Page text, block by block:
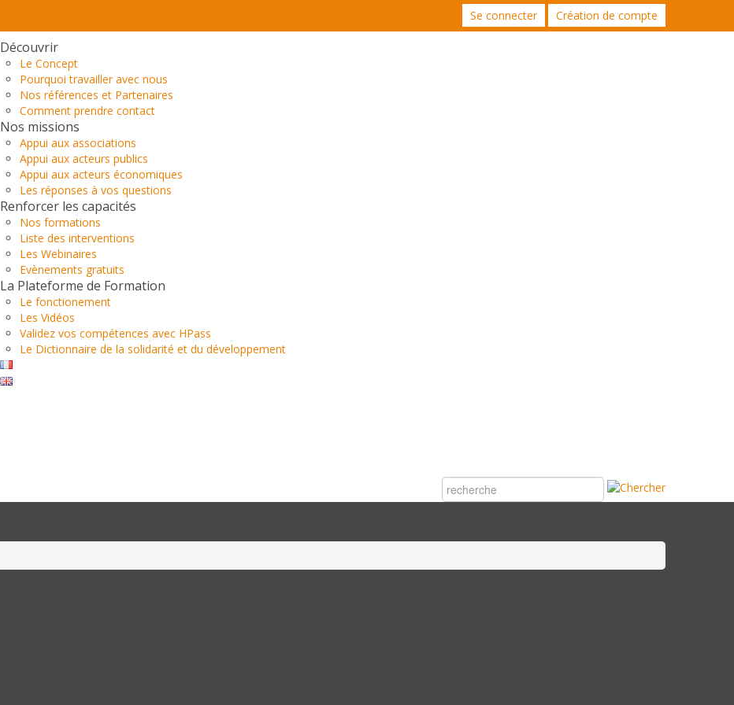
Se connecter Création de compte
Découvrir
Le Concept
Pourquoi travailler avec nous
Nos références et Partenaires
Comment prendre contact
Nos missions
Appui aux associations
Appui aux acteurs publics
Appui aux acteurs économiques
Les réponses à vos questions
Renforcer les capacités
Nos formations
Liste des interventions
Les Webinaires
Evènements gratuits
La Plateforme de Formation
Le fonctionement
Les Vidéos
Validez vos compétences avec HPass
Le Dictionnaire de la solidarité et du développement